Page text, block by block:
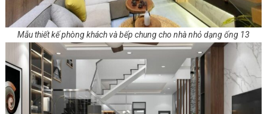
Mẫu thiết kế phòng khách và bếp chung cho nhà nhỏ dạng ống 13